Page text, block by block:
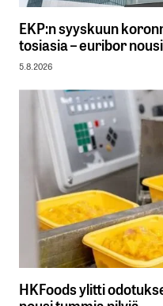
EKP:n syyskuun
tosiasia – euribor
5.8.2026
HKFoods ylitti